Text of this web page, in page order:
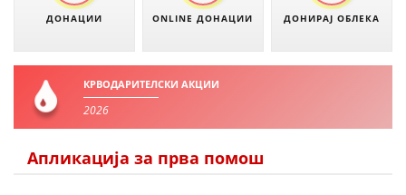
ДОНАЦИИ ONLINE ДОНАЦИИ ДОНИРАЈ ОБЛЕКА
КРВОДАРИТЕЛСКИ АКЦИИ
2026
Апликација за прва помош